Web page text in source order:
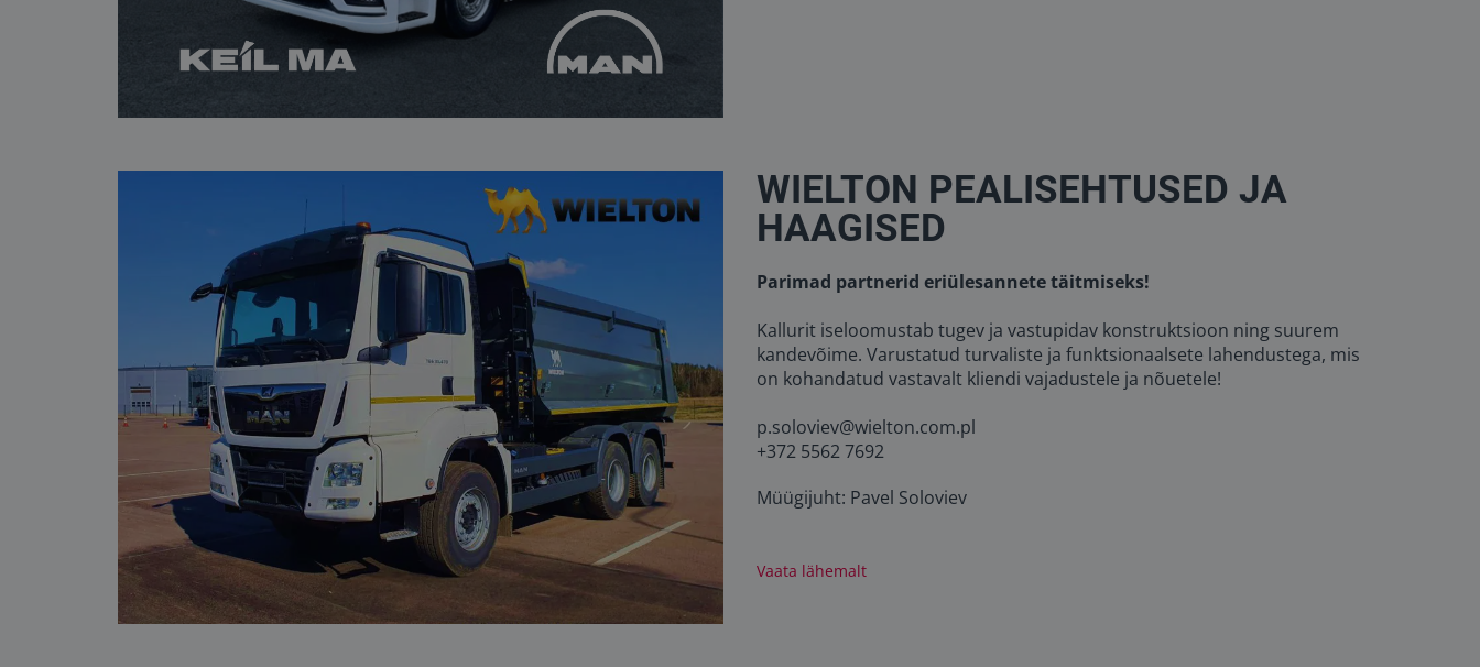
WIELTON PEALISEHTUSED JA
HAAGISED
Parimad partnerid eriülesannete täitmiseks!
Kallurit iseloomustab tugev ja vastupidav konstruktsioon ning suurem
kandevõime. Varustatud turvaliste ja funktsionaalsete lahendustega, mis
on kohandatud vastavalt kliendi vajadustele ja nõuetele!
p.soloviev@wielton.com.pl
+372 5562 7692
Müügijuht: Pavel Soloviev
Vaata lähemalt